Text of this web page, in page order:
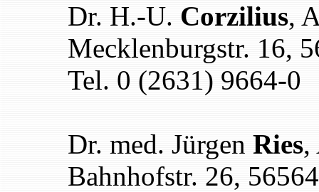
Dr. H.-U. Corzilius,
Mecklenburgstr. 16,
Tel. 0 (2631) 9664-0
Dr. med. Jürgen Ries,
Bahnhofstr. 26,